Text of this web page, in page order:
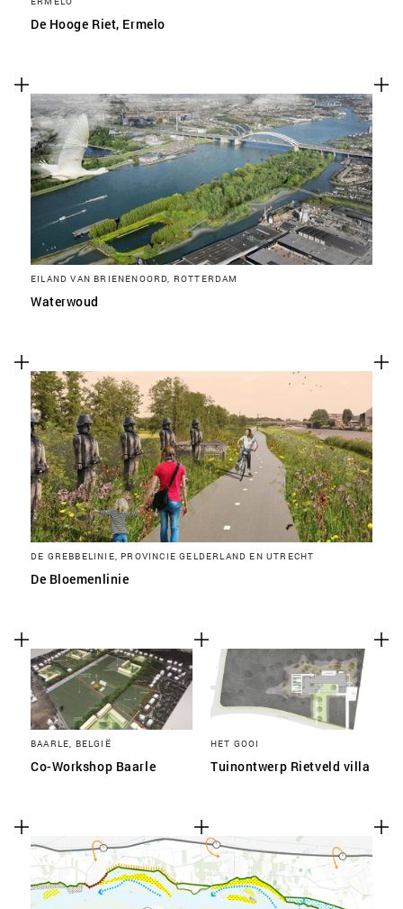
De Hooge Riet, Ermelo
EILAND VAN BRIENENOORD, ROTTERDAM
Waterwoud
DE GREBBELINIE, PROVINCIE GELDERLAND EN UTRECHT
De Bloemenlinie
BAARLE, BELGIË
Co-Workshop Baarle
HET GOOI
Tuinontwerp Rietveld villa